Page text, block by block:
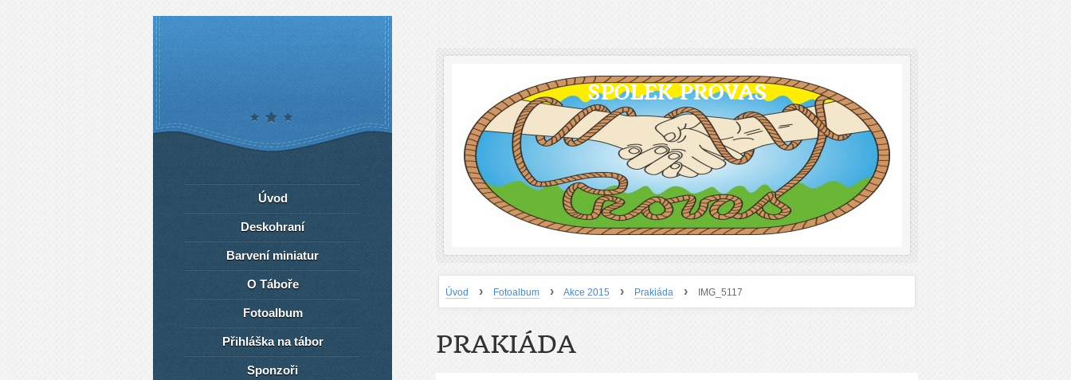
SPOLEK PROVAS
Úvod › Fotoalbum › Akce 2015 › Prakiáda › IMG_5117
PRAKIÁDA
Úvod
Deskohraní
Barvení miniatur
O Táboře
Fotoalbum
Přihláška na tábor
Sponzoři